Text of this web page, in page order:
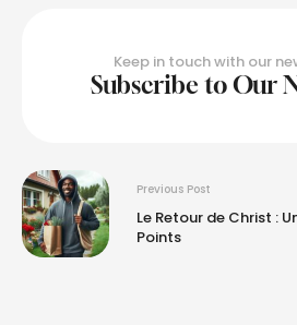
Keep in touch with our
Subscribe to Our
Previous Post
Le Retour de Christ :
Points